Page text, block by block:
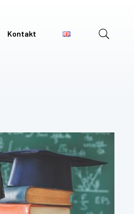
Kontakt